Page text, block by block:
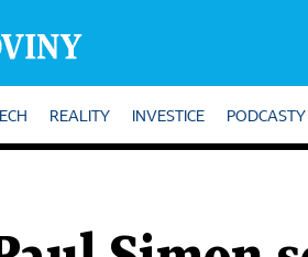
REALITY INVESTICE PODCASTY